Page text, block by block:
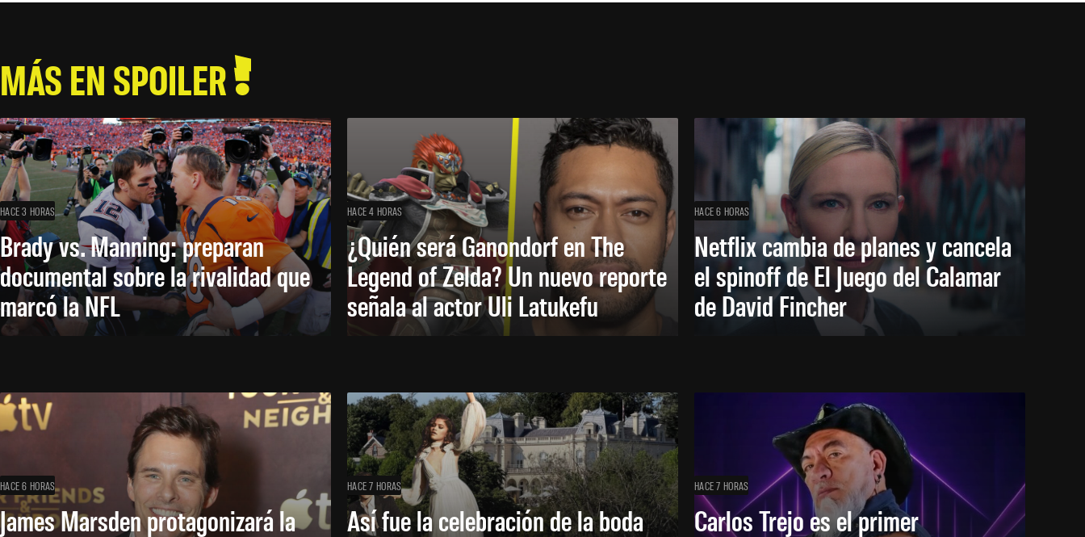
MÁS EN SPOILER
HACE 3 HORAS
Brady vs. Manning: preparan
documental sobre la rivalidad que
marcó la NFL
HACE 4 HORAS
¿Quién será Ganondorf en The
Legend of Zelda? Un nuevo reporte
señala al actor Uli Latukefu
HACE 6 HORAS
Netflix cambia de planes y cancela
el spinoff de El Juego del Calamar
de David Fincher
HACE 6 HORAS
James Marsden protagonizará la
HACE 7 HORAS
Así fue la celebración de la boda
HACE 7 HORAS
Carlos Trejo es el primer